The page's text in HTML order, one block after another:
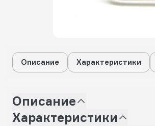
Описание Характеристики
Описание
Характеристики